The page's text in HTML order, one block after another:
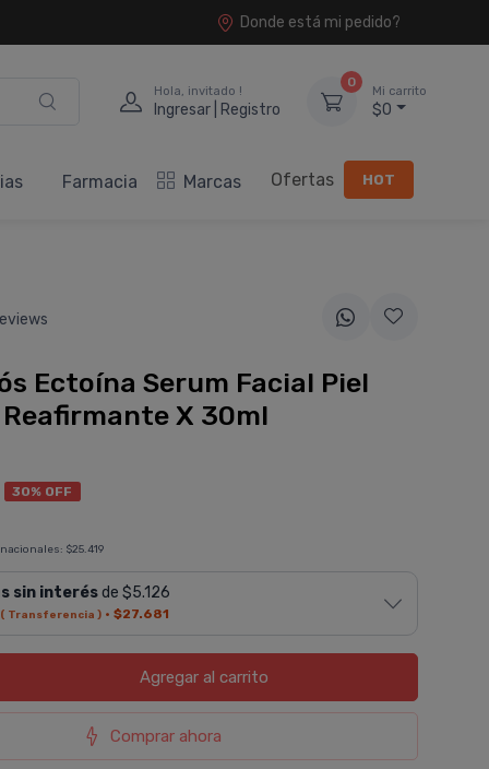
Donde está mi pedido?
Hola, invitado !
Ingresar | Registro
0
Mi carrito
$0
Farmacia Marcas Ofertas HOT
Ectoína Serum Facial Piel
X 30ml
30% OFF
$25.419
sin interésde $5.126
( Transferencia )· $27.681
Agregaral carrito
Comprar ahora